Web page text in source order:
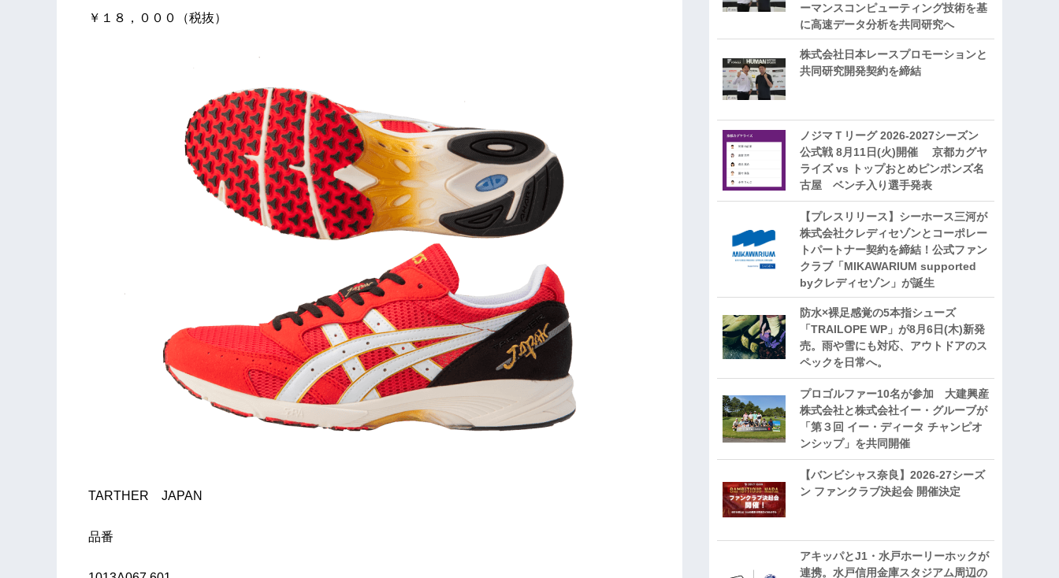
￥１８，０００（税抜）
TARTHER JAPAN
品番
ーマンスコンピューティング技術を基
に⾼速データ分析を共同研究へ
株式会社日本レースプロモーションと
共同研究開発契約を締結
ノジマＴリーグ 2026-2027シーズン
公式戦 8月11日(火)開催 京都カグヤ
ライズ vs トップおとめピンポンズ名
古屋 ベンチ入り選手発表
【プレスリリース】シーホース三河が
株式会社クレディセゾンとコーポレー
トパートナー契約を締結！公式ファン
クラブ「MIKAWARIUM supported
byクレディセゾン」が誕生
防水×裸足感覚の5本指シューズ
「TRAILOPE WP」が8月6日(木)新発
売。雨や雪にも対応、アウトドアのス
ペックを日常へ。
プロゴルファー10名が参加 大建興産
株式会社と株式会社イー・グルーブが
「第３回 イー・ディータ チャンピオ
ンシップ」を共同開催
【バンビシャス奈良】2026-27シーズ
ン ファンクラブ決起会 開催決定
アキッパとJ1・水戸ホーリーホックが
連携。水戸信用金庫スタジアム周辺の